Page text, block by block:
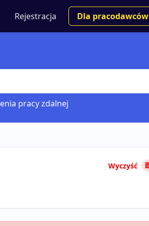
Rejestracja Dla pracodawców
pracy zdalnej
Wyczyść